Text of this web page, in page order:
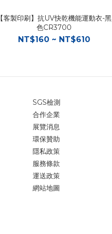
【客製印刷】抗UV快乾機能運動衣-黑
色CR3700
NT$160 ~ NT$610
SGS檢測
合作企業
展覽消息
環保贊助
隱私政策
服務條款
運送政策
網站地圖